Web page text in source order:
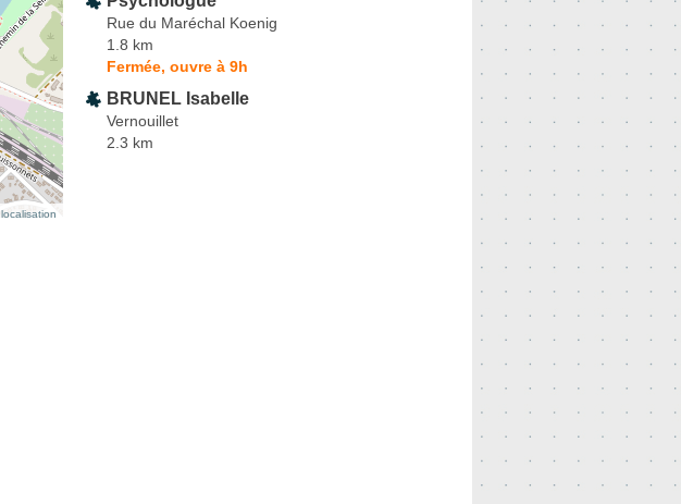
Rue du Maréchal Koenig
1.8 km
Fermée, ouvre à 9h
BRUNEL Isabelle
Vernouillet
2.3 km